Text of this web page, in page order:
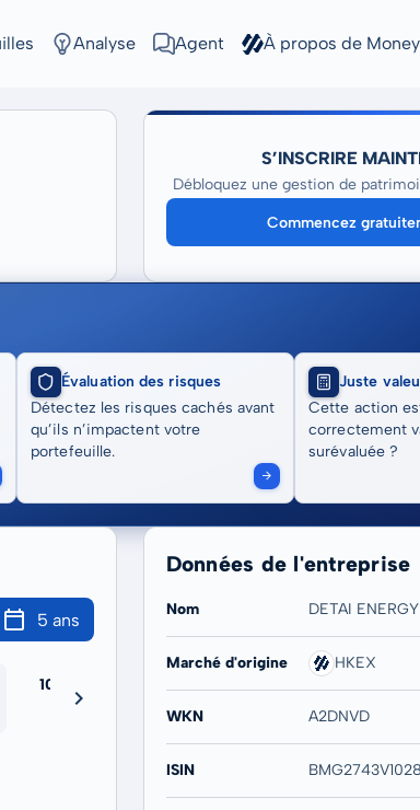
Analyse Agent À propos de
S’INSCRIRE
Débloquez une gestion de
Commencez
Évaluation des risques
Détectez les risques cachés avant
qu’ils n’impactent votre
portefeuille.
Juste
Cette action
correctement
surévaluée ?
5 ans
10 ans
-
Données de l'entreprise
Nom DETAI
Marché d'origine HKEX
WKN A2DNVD
ISIN BMG2743V1028